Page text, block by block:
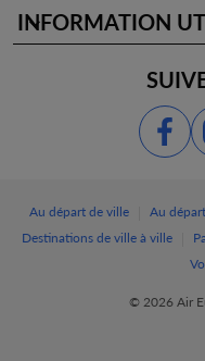
INFORMATION
keyboard_arrow_down
Au départ de ville Au
Destinations de ville à ville
© 2026 Air